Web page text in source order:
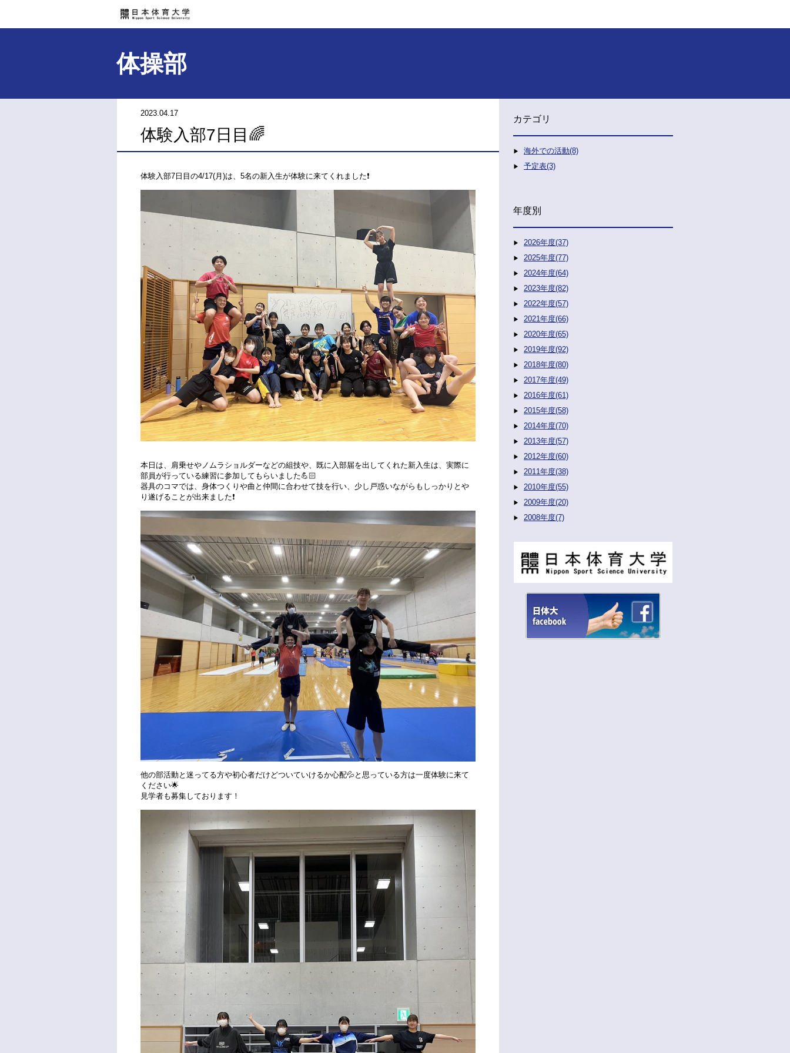
体操部
2023.04.17
体験入部7日目🌈
体験入部7日目の4/17(月)は、5名の新入生が体験に来てくれました❗
本日は、肩乗せやノムラショルダーなどの組技や、既に入部届を出してくれた新入生は、実際に
部員が行っている練習に参加してもらいました💪🏻
器具のコマでは、身体つくりや曲と仲間に合わせて技を行い、少し戸惑いながらもしっかりとや
り遂げることが出来ました❗
他の部活動と迷ってる方や初心者だけどついていけるか心配💦と思っている方は一度体験に来て
ください🌟
見学者も募集しております！
カテゴリ
海外での活動(8)
予定表(3)
年度別
2026年度(37)
2025年度(77)
2024年度(64)
2023年度(82)
2022年度(57)
2021年度(66)
2020年度(65)
2019年度(92)
2018年度(80)
2017年度(49)
2016年度(61)
2015年度(58)
2014年度(70)
2013年度(57)
2012年度(60)
2011年度(38)
2010年度(55)
2009年度(20)
2008年度(7)